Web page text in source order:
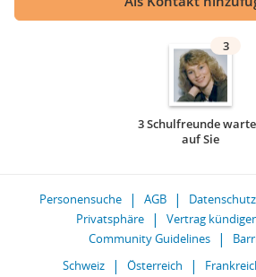
3
3 Schulfreunde
auf Sie
Personensuche AGB Datenschutz
Privatsphäre
Vertrag
Community Guidelines
Schweiz
Österreich